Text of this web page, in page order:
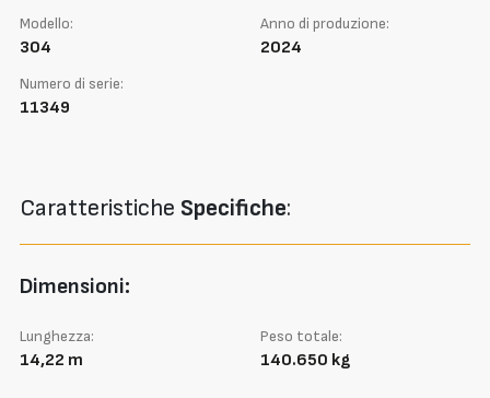
Modello:
304
Anno di produzione:
2024
Numero di serie:
11349
Caratteristiche Specifiche:
Dimensioni:
Lunghezza:
14,22 m
Peso totale:
140.650 kg